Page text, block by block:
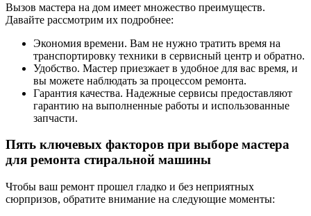
Вызов мастера на дом имеет множество преимуществ.
Давайте рассмотрим их подробнее:
Экономия времени. Вам не нужно тратить время на
транспортировку техники в сервисный центр и обратно.
Удобство. Мастер приезжает в удобное для вас время, и
вы можете наблюдать за процессом ремонта.
Гарантия качества. Надежные сервисы предоставляют
гарантию на выполненные работы и использованные
запчасти.
Пять ключевых факторов при выборе мастера
для ремонта стиральной машины
Чтобы ваш ремонт прошел гладко и без неприятных
сюрпризов, обратите внимание на следующие моменты: